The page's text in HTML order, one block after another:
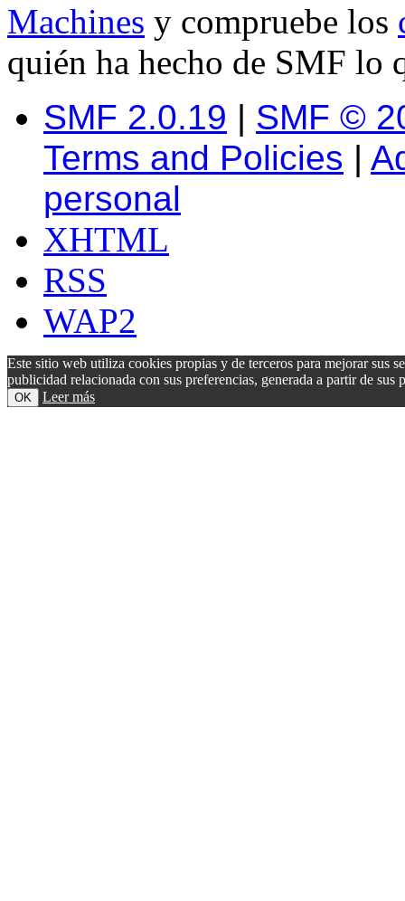
Machines y compruebe los
quién ha hecho de SMF lo
SMF 2.0.19 | SMF ©
Terms and Policies |
personal
XHTML
RSS
WAP2
Este sitio web utiliza cookies propias y de terceros para mejorar sus
publicidad relacionada con sus preferencias, generada a partir de
OK Leer más